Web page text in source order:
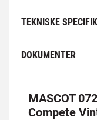
TEKNISKE
DOKUMENTER
MASCOT
Compete